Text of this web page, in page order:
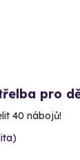
pro
40 nábojů!